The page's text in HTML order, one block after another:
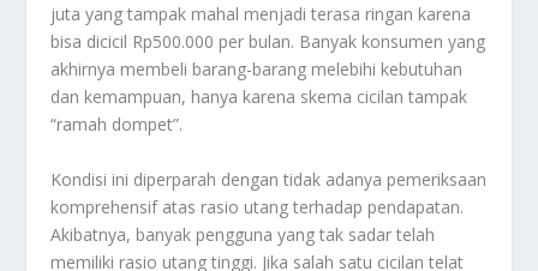
juta yang tampak mahal menjadi terasa ringan karena
bisa dicicil Rp500.000 per bulan. Banyak konsumen yang
akhirnya membeli barang-barang melebihi kebutuhan
dan kemampuan, hanya karena skema cicilan tampak
“ramah dompet”.
Kondisi ini diperparah dengan tidak adanya pemeriksaan
komprehensif atas rasio utang terhadap pendapatan.
Akibatnya, banyak pengguna yang tak sadar telah
memiliki rasio utang tinggi. Jika salah satu cicilan telat